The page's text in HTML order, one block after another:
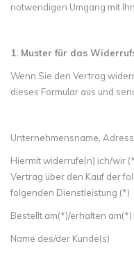
notwendigen Umgang mit
1. Muster für das
Wenn Sie den Vertrag
dieses Formular aus und
Unternehmensname,
Hiermit widerrufe(n) ich/wir
Vertrag über den Kauf der
folgenden Dienstleistung (*)
Bestellt am(*)/erhalten am(*)
Name des/der Kunde(s)